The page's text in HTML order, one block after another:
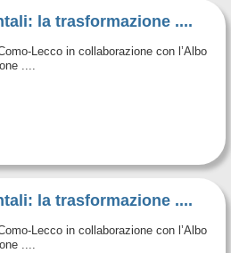
la trasformazione ....
Lecco in collaborazione con l’Albo
....
la trasformazione ....
Lecco in collaborazione con l’Albo
....